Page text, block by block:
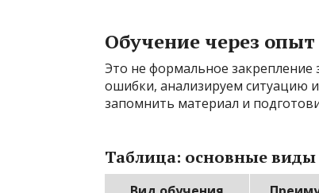
Обучение через опыт
Это не формальное закрепление
ошибки, анализируем ситуацию
запомнить материал и
Таблица: основные виды